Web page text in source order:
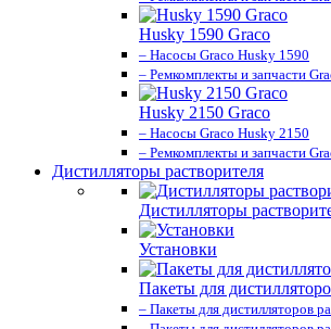
Husky 1590 Graco
– Насосы Graco Husky 1590
– Ремкомплекты и запчасти
Husky 2150 Graco
– Насосы Graco Husky 2150
– Ремкомплекты и запчасти
Дистилляторы растворителя
Дистилляторы
Установки
Пакеты для
– Пакеты для дистилляторов